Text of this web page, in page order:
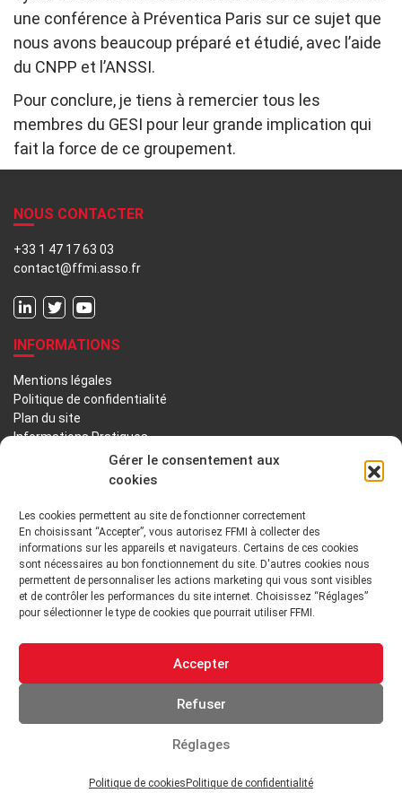
Gérer le consentement aux
cookies
Les cookies permettent au site de fonctionner correctement
En choisissant “Accepter”, vous autorisez FFMI à collecter des
informations sur les appareils et navigateurs. Certains de ces cookies
sont nécessaires au bon fonctionnement du site. D'autres cookies nous
permettent de personnaliser les actions marketing qui vous sont visibles
et de contrôler les performances du site internet. Choisissez “Réglages”
pour sélectionner le type de cookies que pourrait utiliser FFMI.
Accepter
Refuser
Réglages
Politique de cookies Politique de confidentialité
une conférence à Préventica Paris sur ce sujet que
nous avons beaucoup préparé et étudié, avec l’aide
du CNPP et l’ANSSI.
Pour conclure, je tiens à remercier tous les
membres du GESI pour leur grande implication qui
fait la force de ce groupement.
NOUS CONTACTER
+33 1 47 17 63 03
contact@ffmi.asso.fr
INFORMATIONS
Mentions légales
Politique de confidentialité
Plan du site
Informations Pratiques
PRÉSENTATION NOTRE HISTOIRE
DÉONTOLOGIE PRINCIPES ORIENTATIONS
GOUVERNANCE
ENVIRONNEMENT TECHNIQUE ET INSTITUTIONNEL
2026 Tout droits réservés - FFMI